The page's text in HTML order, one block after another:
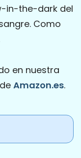
in-the-dark del
Como
en nuestra
Amazon.es.